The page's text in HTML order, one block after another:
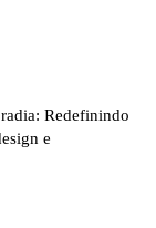
Redefinindo
e